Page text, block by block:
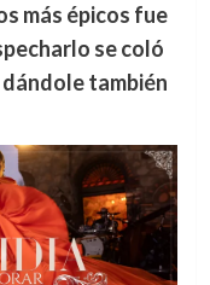
más épicos fue
se coló
también